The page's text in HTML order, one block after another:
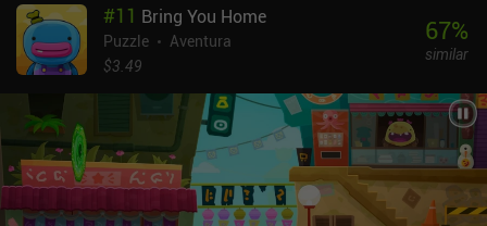
#11 Bring You Home
Puzzle
Aventura
$3.49
67%
similar